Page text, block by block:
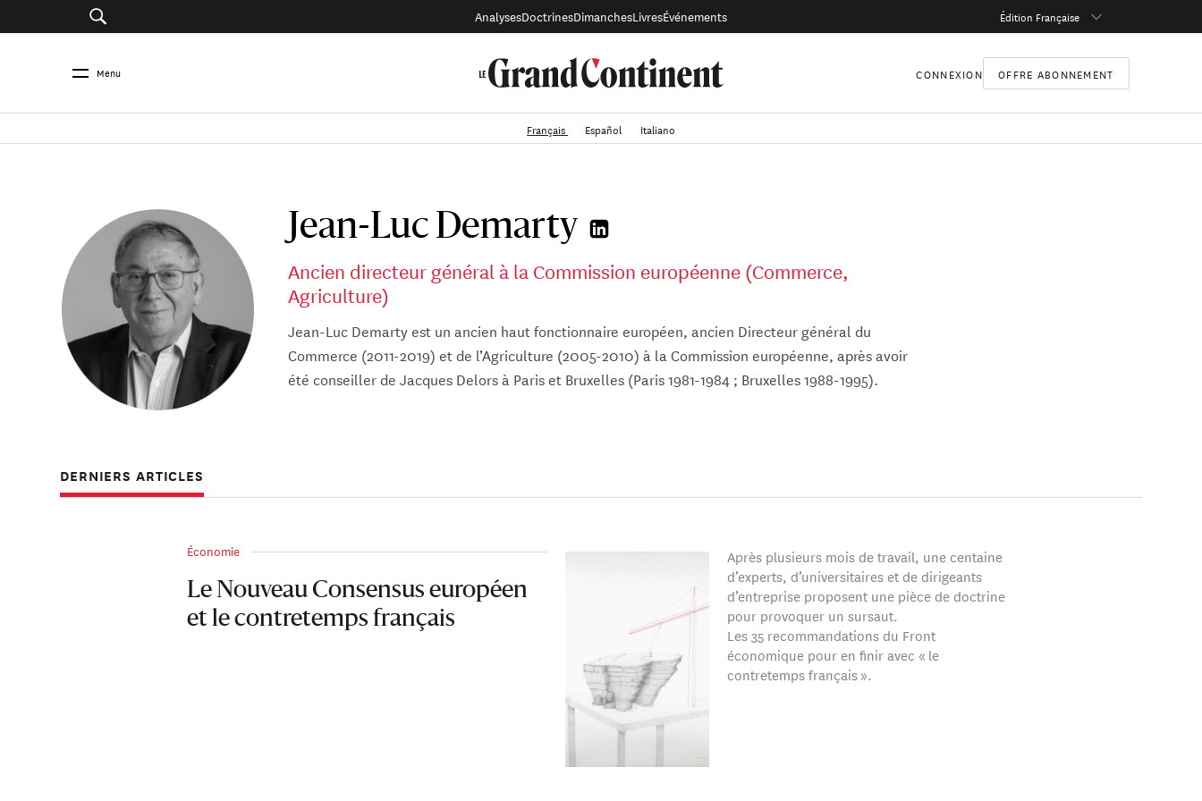
AnalysesDoctrinesDimanchesLivresÉvénements Édition Française
Menu CONNEXION OFFRE ABONNEMENT
Français Español Italiano
Jean-Luc Demarty
Ancien directeur général à la Commission européenne (Commerce,
Agriculture)
Jean-Luc Demarty est un ancien haut fonctionnaire européen, ancien Directeur général du
Commerce (2011-2019) et de l’Agriculture (2005-2010) à la Commission européenne, après avoir
été conseiller de Jacques Delors à Paris et Bruxelles (Paris 1981-1984 ; Bruxelles 1988-1995).
DERNIERS ARTICLES
Économie
Le Nouveau Consensus européen
et le contretemps français
Après plusieurs mois de travail, une centaine
d’experts, d’universitaires et de dirigeants
d’entreprise proposent une pièce de doctrine
pour provoquer un sursaut.
Les 35 recommandations du Front
économique pour en finir avec « le
contretemps français ».